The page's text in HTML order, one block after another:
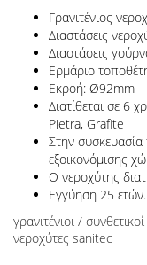
Γρανιτένιος
Διαστάσεις
Διαστάσεις
Ερμάριο
Εκροή: Ø92mm
Διατίθεται σε 6
Pietra, Grafite
Στην συσκευασία
εξοικονόμισης
Ο νεροχύτης
Εγγύηση 25 ετών.
γρανιτένιοι /
νεροχύτες sanitec